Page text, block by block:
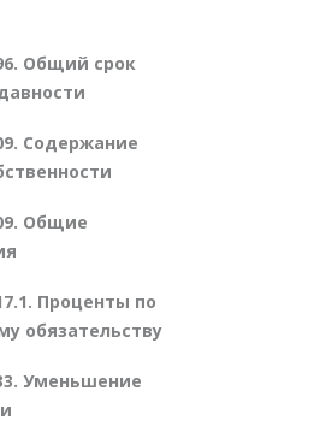
Общий срок
Содержание
Общие
Проценты по
обязательству
Уменьшение